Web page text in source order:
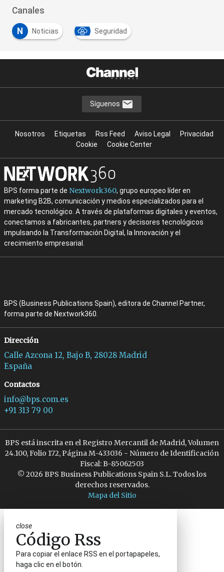
Canales
N Noticias Seguridad
Síguenos
Nosotros Etiquetas Rss Feed Aviso Legal
Privacidad
Cookie
Cookie Center
BPS forma parte de Nextwork360, grupo europeo líder en
marketing B2B, comunicación y medios especializados para el
mercado tecnológico. A través de plataformas digitales y eventos,
conectamos a fabricantes, partners y decisores tecnológicos
impulsando la Transformación Digital, la Innovación y el
crecimiento empresarial.
BPS (Business Publications Spain), editora de Channel Partner,
forma parte de Nextwork360.
Dirección
Calle Azcona 12, Bajo B, 28028 Madrid
España
Contactos
info@bps.com.es
+91 313 79 00
BPS está inscrita en el Registro Mercantil de Madrid, Volumen
24.100, Folio 172, Página M-433036 - Número de Identificación
Fiscal: B-85062503
© 2026 BPS Business Publications Spain S.L. Todos los
derechos reservados.
Mapa del Sitio
close
Código Rss
Para copiar el enlace RSS en el portapapeles,
haga clic en el botón.